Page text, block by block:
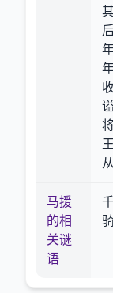
马援
的相
关谜
语